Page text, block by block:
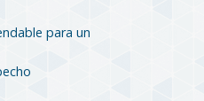
para un